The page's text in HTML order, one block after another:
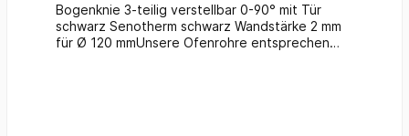
Bogenknie 3-teilig verstellbar 0-90° mit Tür
schwarz Senotherm schwarz Wandstärke 2 mm
für Ø 120 mmUnsere Ofenrohre entsprechen